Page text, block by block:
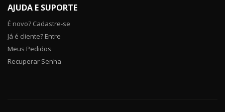
AJUDA E SUPORTE
É novo? Cadastre-se
Já é cliente? Entre
Meus Pedidos
Recuperar Senha